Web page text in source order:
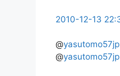
2010-12-13
@yasutomo57jp
@yasutomo57jp